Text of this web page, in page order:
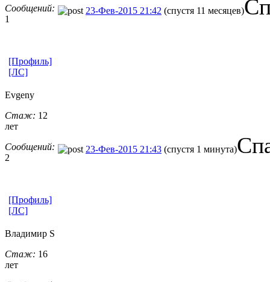
Сообщений:
1
23-Фев-2015 21:42 (спустя 11 месяцев)
[Профиль]
[ЛС]
Evgeny
Стаж: 12
лет
Сообщений:
2
23-Фев-2015 21:43 (спустя 1 минута)
[Профиль]
[ЛС]
Владимир S
Стаж: 16
лет